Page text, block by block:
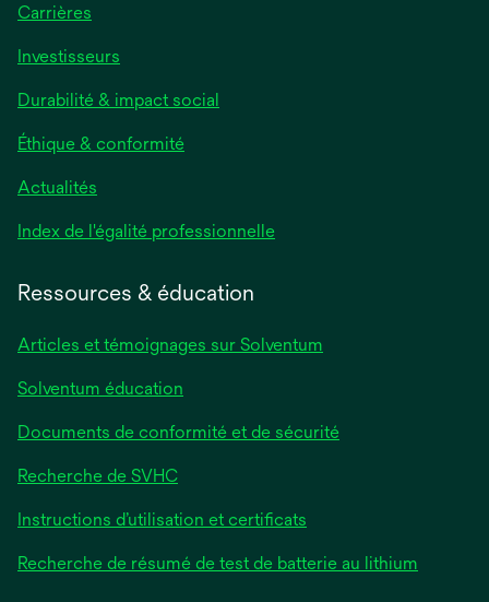
Carrières
Investisseurs
Durabilité & impact social
Éthique & conformité
Actualités
Index de l'égalité professionnelles’ouvre
onglet
Ressources & éducation
Articles et témoignages sur Solventum
Solventum éducation
Documents de conformité et de sécurité
Recherche de SVHC
Instructions d’utilisation et certificats
Recherche de résumé de test de batterie au lithium